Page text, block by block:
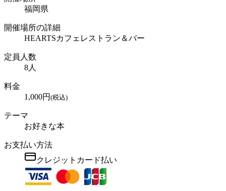
福岡県
開催場所の詳細
HEARTSカフェレストラン＆バー
定員人数
8人
料金
1,000円 (税込)
テーマ
お好きな本
お支払い方法
クレジットカード払い